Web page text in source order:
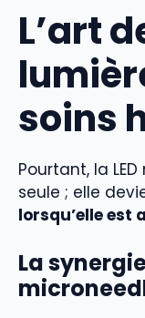
L’art
soins
Pourtant, la
seule ; elle
lorsqu’elle est
La